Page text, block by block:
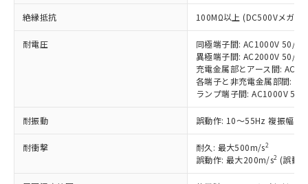
絶縁抵抗 100MΩ以上 (DC500Vメガ)
耐電圧
同極端子間: AC1000V 50/
異極端子間: AC2000V 50/
充電金属部とアース間:
各端子と非充電金属部間:
ランプ端子間: AC1000V
耐振動 誤動作: 10～55Hz 複振幅
耐衝撃 耐久: 最大500m/s2
誤動作: 最大200m/s2 (誤動
ご利用条件
以下の条件をお読みいただき、同意のうえ
本サービスは、当社制御機器事業取扱
商品の当社在庫状況および標準価格
(税抜)を提供させていただくもので
当社制御機器事業取扱商品の中には、
本サービスの対象外となる商品もある
対応予定：EU RoHS指令（10物質）の非含
有に対応した製品に切り替える予定のある
対応予定なし：EU RoHS指令（10物質）の
非含有に非対応の商品で、対応品を出す予
調査・確認中：EU RoHS指令（10物質）の
非含有の対応状況を調査中または確認中の
非該当品：ライセンス料など無形物で、有
害物質有無と関係のない商品です。
仕入先様の事情により、非含有部品として
いたものが、含有品と判明した場合などや
「○」：最大均質材料含有率が中国RoHSの
基準値以下であることを示します。
「×」：最大均質材料含有率が中国RoHSの
基準値を超えていることを示します。